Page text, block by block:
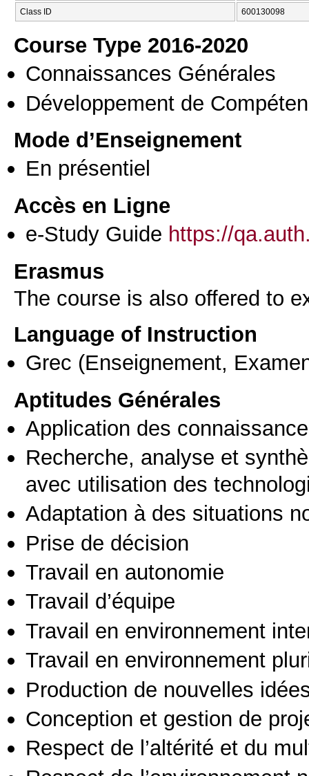
Class ID 600130098
Course Type 2016-2020
Connaissances Générales
Développement de
Mode d’Enseignement
En présentiel
Accès en Ligne
e-Study Guide https://
Erasmus
The course is also offered to
Language of Instruction
Grec (Enseignement,
Aptitudes Générales
Application des
Recherche, analyse et
avec utilisation des
Adaptation à des situations
Prise de décision
Travail en autonomie
Travail d’équipe
Travail en environnement
Travail en environnement
Production de nouvelles
Conception et gestion de
Respect de l’altérité et du